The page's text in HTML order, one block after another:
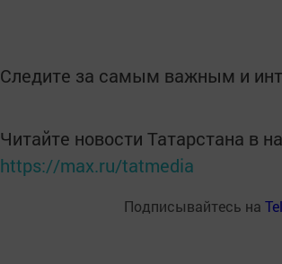
Следите за самым важным и
Читайте новости Татарстана в
https://max.ru/tatmedia
Подписывайтесь на